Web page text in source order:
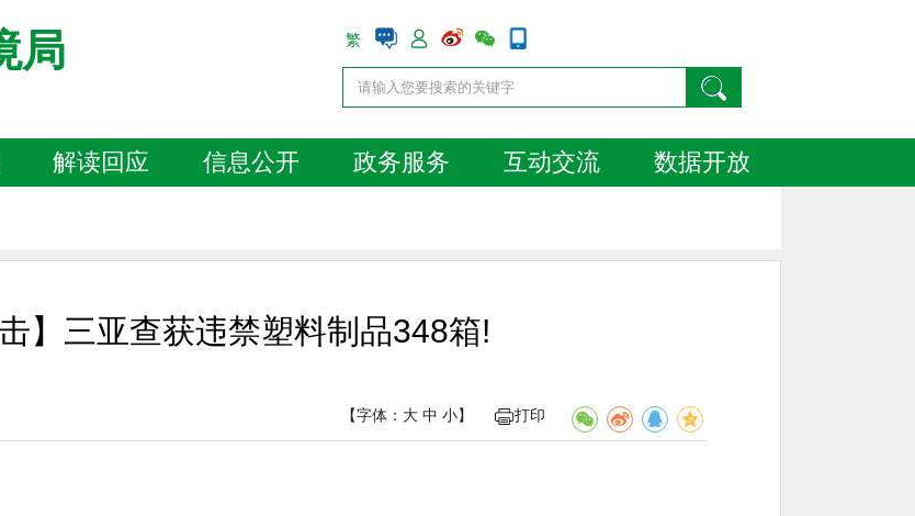
局 繁
解读回应 信息公开 政务服务 互动交流 数据开放
击】三亚查获违禁塑料制品348箱!
【字体： 大 中 小】 打印